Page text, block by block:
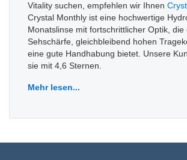
Vitality suchen, empfehlen wir Ihnen
Crystal Monthly ist eine hochwertige
Monatslinse mit fortschrittlicher Optik, die
Sehschärfe, gleichbleibend hohen
eine gute Handhabung bietet. Unsere
sie mit 4,6 Sternen.
Mehr lesen...